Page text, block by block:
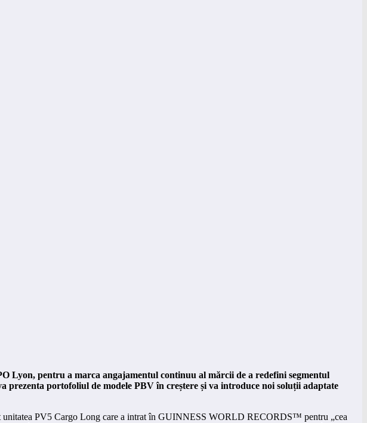
Lyon, pentru a marca angajamentul continuu al mărcii de a redefini segmentul
prezenta portofoliul de modele PBV în creștere și va introduce noi soluții adaptate
PV5 Cargo Long care a intrat în GUINNESS WORLD RECORDS™ pentru „cea